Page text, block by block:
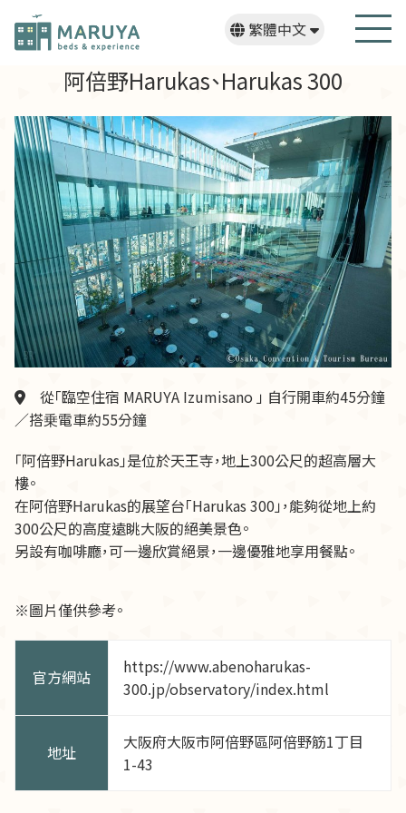
繁體中文
English
한국어
阿倍野Harukas、Harukas 300
從「臨空住宿 MARUYA Izumisano 」 自行開車約45分鐘
／搭乗電車約55分鐘
「阿倍野Harukas」是位於天王寺，地上300公尺的超高層大
樓。
在阿倍野Harukas的展望台「Harukas 300」，能夠從地上約
300公尺的高度遠眺大阪的絕美景色。
另設有咖啡廳，可一邊欣賞絕景，一邊優雅地享用餐點。
※圖片僅供參考。
官方網站
https://www.abenoharukas-
300.jp/observatory/index.html
地址
大阪府大阪市阿倍野區阿倍野筋1丁目
1-43